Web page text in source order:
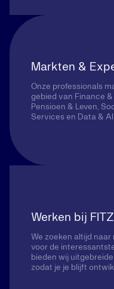
Markten &
Onze professionals
gebied van Finance &
Pensioen & Leven,
Services en Data & AI
Werken bij FITZ
We zoeken altijd naar
voor de
bieden wij
zodat je je blijft